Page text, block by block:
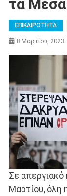
τα
ΕΠΙΚΑΙΡΟΤΗΤΑ
8 Μαρτίου, 2023
Σε απεργιακό
Μαρτίου, όλη